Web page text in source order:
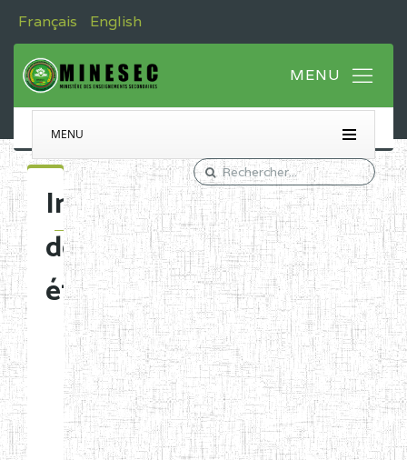
Français English
MENU
Immatriculation
des
établissements
Etablissements
d'enseignement
normal